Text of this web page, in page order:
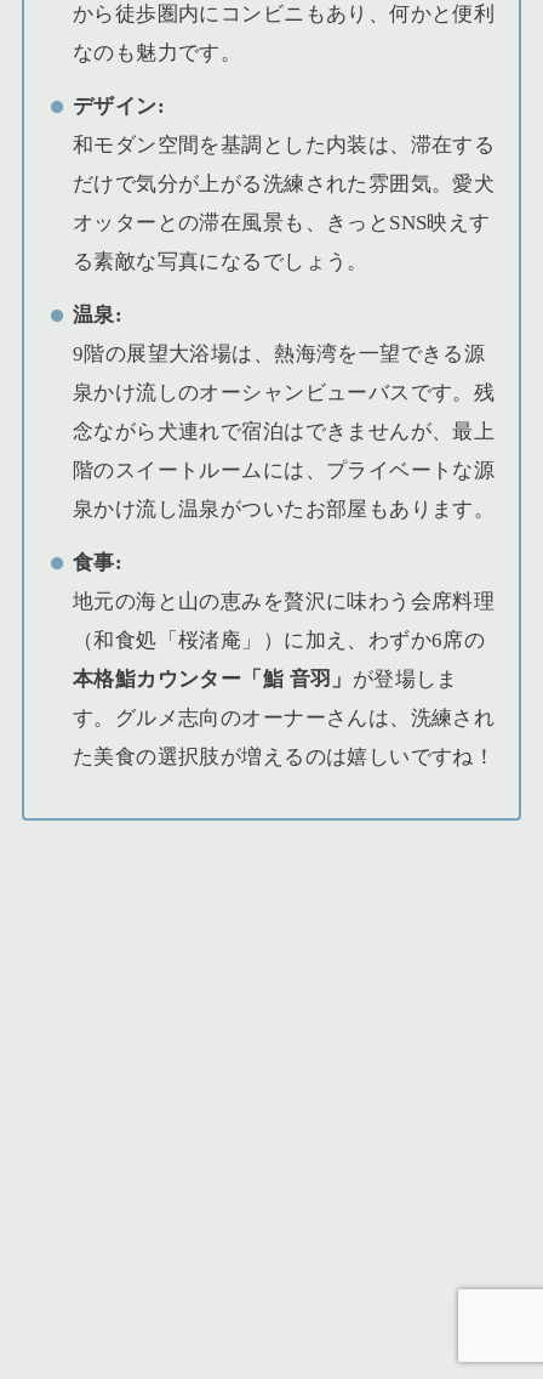
から徒歩圏内にコンビニもあり、何かと便利
なのも魅力です。
デザイン:
和モダン空間を基調とした内装は、滞在する
だけで気分が上がる洗練された雰囲気。愛犬
オッターとの滞在風景も、きっとSNS映えす
る素敵な写真になるでしょう。
温泉:
9階の展望大浴場は、熱海湾を一望できる源
泉かけ流しのオーシャンビューバスです。残
念ながら犬連れで宿泊はできませんが、最上
階のスイートルームには、プライベートな源
泉かけ流し温泉がついたお部屋もあります。
食事:
地元の海と山の恵みを贅沢に味わう会席料理
（和食処「桜渚庵」）に加え、わずか6席の
本格鮨カウンター「鮨 音羽」 が登場しま
す。グルメ志向のオーナーさんは、洗練され
た美食の選択肢が増えるのは嬉しいですね！